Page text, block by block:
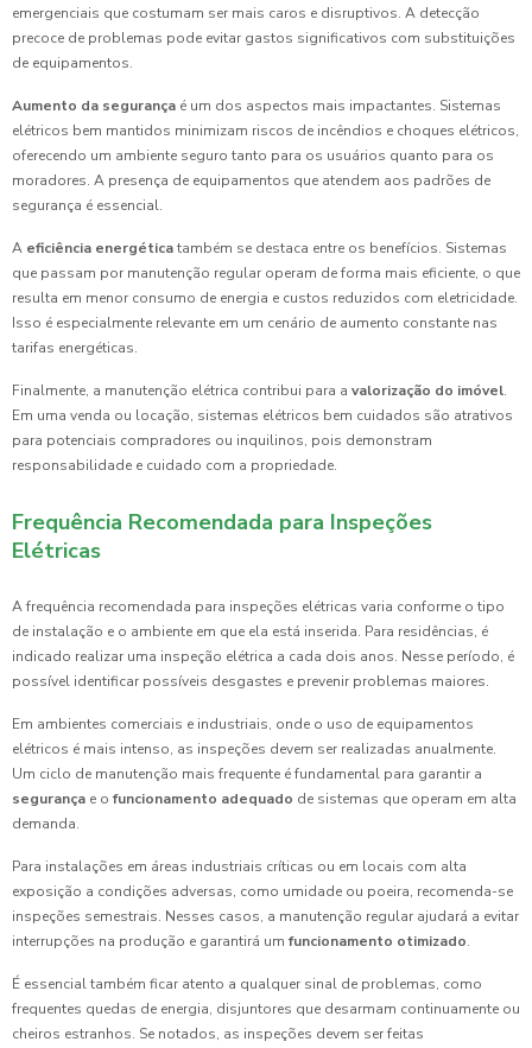
emergenciais que costumam ser mais caros e disruptivos. A detecção
precoce de problemas pode evitar gastos significativos com substituições
de equipamentos.
Aumento da segurança é um dos aspectos mais impactantes. Sistemas
elétricos bem mantidos minimizam riscos de incêndios e choques elétricos,
oferecendo um ambiente seguro tanto para os usuários quanto para os
moradores. A presença de equipamentos que atendem aos padrões de
segurança é essencial.
A eficiência energéticatambém se destaca entre os benefícios. Sistemas
que passam por manutenção regular operam de forma mais eficiente, o que
resulta em menor consumo de energia e custos reduzidos com eletricidade.
Isso é especialmente relevante em um cenário de aumento constante nas
tarifas energéticas.
Finalmente, a manutenção elétrica contribui para a valorização do imóvel.
Em uma venda ou locação, sistemas elétricos bem cuidados são atrativos
para potenciais compradores ou inquilinos, pois demonstram
responsabilidade e cuidado com a propriedade.
Frequência Recomendada para Inspeções
Elétricas
A frequência recomendada para inspeções elétricas varia conforme o tipo
de instalação e o ambiente em que ela está inserida. Para residências, é
indicado realizar uma inspeção elétrica a cada dois anos. Nesse período, é
possível identificar possíveis desgastes e prevenir problemas maiores.
Em ambientes comerciais e industriais, onde o uso de equipamentos
elétricos é mais intenso, as inspeções devem ser realizadas anualmente.
Um ciclo de manutenção mais frequente é fundamental para garantir a
segurança e o funcionamento adequado de sistemas que operam em alta
demanda.
Para instalações em áreas industriais críticas ou em locais com alta
exposição a condições adversas, como umidade ou poeira, recomenda-se
inspeções semestrais. Nesses casos, a manutenção regular ajudará a evitar
interrupções na produção e garantirá um funcionamento otimizado.
É essencial também ficar atento a qualquer sinal de problemas, como
frequentes quedas de energia, disjuntores que desarmam continuamente ou
cheiros estranhos. Se notados, as inspeções devem ser feitas